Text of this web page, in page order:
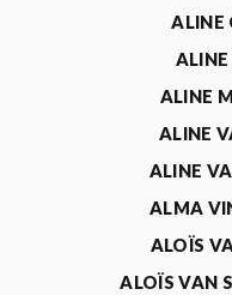
ALINE
ALINE
ALINE
ALINE
ALMA
ALOÏS
ALOÏS VAN